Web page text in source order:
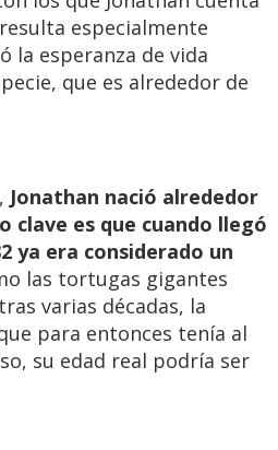
especialmente
la esperanza de vida
que es alrededor de
Jonathan nació alrededor
clave es que cuando llegó
ya era considerado un
las tortugas gigantes
varias décadas, la
para entonces tenía al
su edad real podría ser